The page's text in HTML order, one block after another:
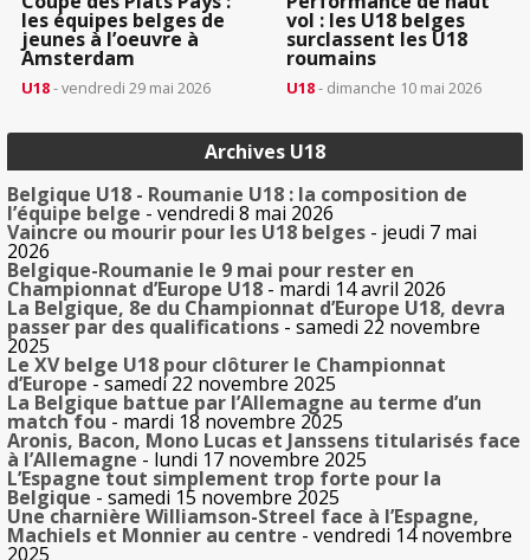
les équipes belges de
jeunes à l’oeuvre à
Amsterdam
U18- vendredi 29 mai 2026
vol : les U18 belges
surclassent les U18
roumains
U18- dimanche 10 mai 2026
Archives U18
Belgique U18 - Roumanie U18 : la composition de
l’équipe belge - vendredi 8 mai 2026
Vaincre ou mourir pour les U18 belges - jeudi 7 mai
2026
Belgique-Roumanie le 9 mai pour rester en
Championnat d’Europe U18 - mardi 14 avril 2026
La Belgique, 8e du Championnat d’Europe U18, devra
passer par des qualifications - samedi 22 novembre
2025
Le XV belge U18 pour clôturer le Championnat
d’Europe - samedi 22 novembre 2025
La Belgique battue par l’Allemagne au terme d’un
match fou - mardi 18 novembre 2025
Aronis, Bacon, Mono Lucas et Janssens titularisés face
à l’Allemagne - lundi 17 novembre 2025
L’Espagne tout simplement trop forte pour la
Belgique - samedi 15 novembre 2025
Une charnière Williamson-Streel face à l’Espagne,
Machiels et Monnier au centre - vendredi 14 novembre
2025